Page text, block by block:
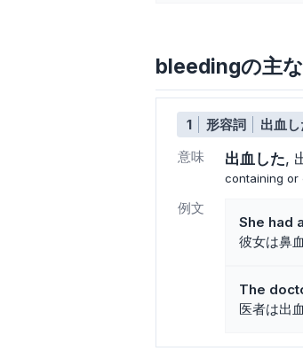
bleedingの主
1 形容詞
出血し
意味
出血した
containing or
例文
She had
彼女は鼻
The
医者は出